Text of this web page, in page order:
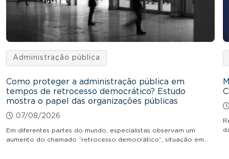
Administração pública
Como proteger a administração pública em
tempos de retrocesso democrático? Estudo
mostra o papel das organizações públicas
07/08/2026
Em diferentes partes do mundo, especialistas observam um
aumento do chamado “retrocesso democrático”, situação em…